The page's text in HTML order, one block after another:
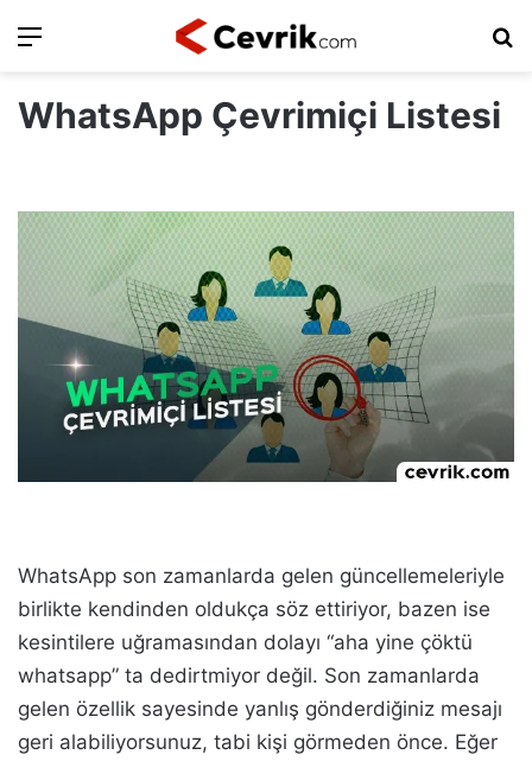
Ara
WhatsApp Çevrimiçi Listesi
WhatsApp son zamanlarda gelen güncellemeleriyle
birlikte kendinden oldukça söz ettiriyor, bazen ise
kesintilere uğramasından dolayı “aha yine çöktü
whatsapp” ta dedirtmiyor değil. Son zamanlarda
gelen özellik sayesinde yanlış gönderdiğiniz mesajı
geri alabiliyorsunuz, tabi kişi görmeden önce. Eğer